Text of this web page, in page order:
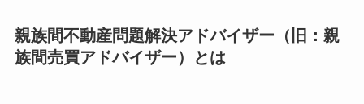
親族間不動産問題解決アドバイザー （旧：親
族間売買アドバイザー）とは